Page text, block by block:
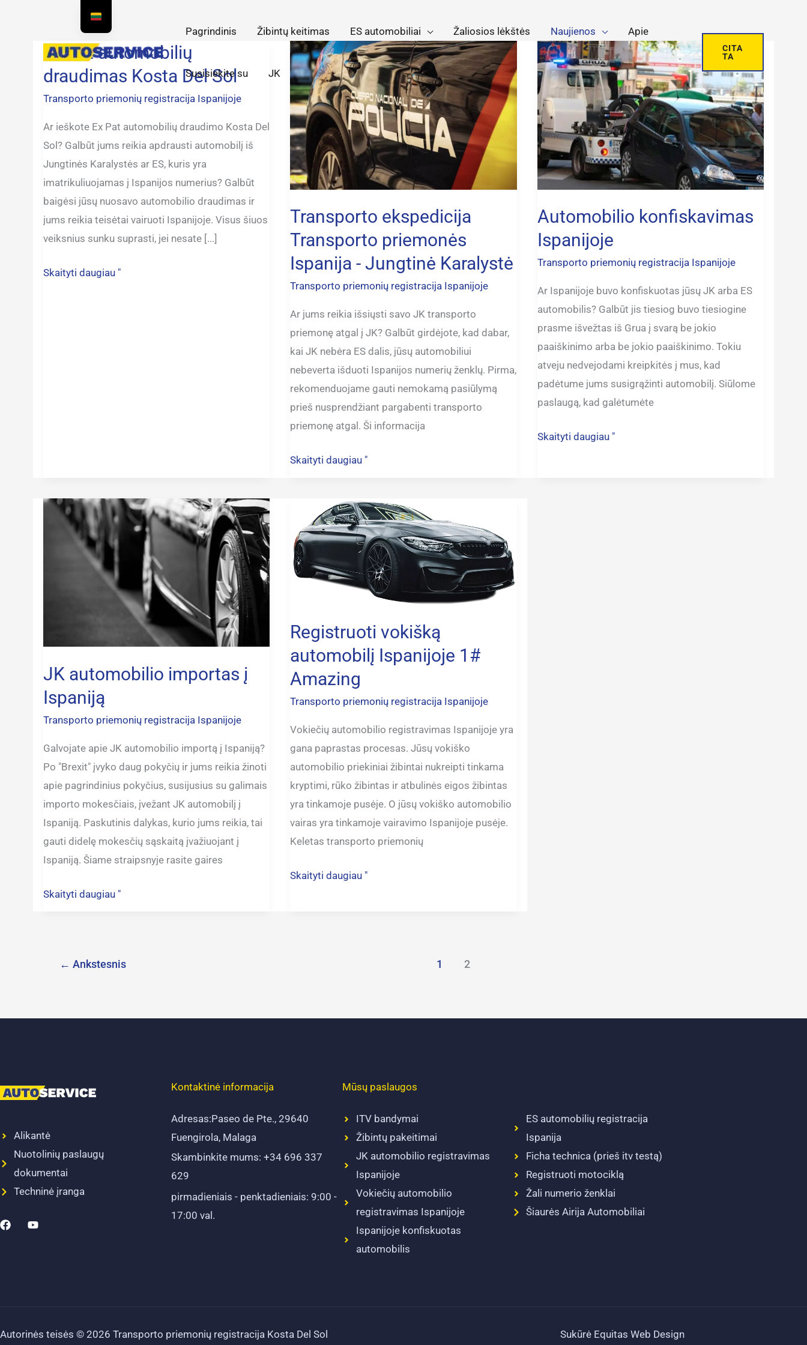
Pagrindinis Žibintų keitimas ES automobiliai Žaliosios lėkštės Naujienos Apie
Susisiekite su JK
CITA
TA
Ex Pat automobilių
draudimas Kosta Del Sol
Transporto priemonių registracija Ispanijoje
Ar ieškote Ex Pat automobilių draudimo Kosta Del
Sol? Galbūt jums reikia apdrausti automobilį iš
Jungtinės Karalystės ar ES, kuris yra
imatrikuliuojamas į Ispanijos numerius? Galbūt
baigėsi jūsų nuosavo automobilio draudimas ir
jums reikia teisėtai vairuoti Ispanijoje. Visus šiuos
veiksnius sunku suprasti, jei nesate [...]
Ex
Pat
draudimas
Kosta
Del
Sol
Skaityti daugiau "
Transporto ekspedicija
Transporto priemonės
Ispanija - Jungtinė Karalystė
Transporto priemonių registracija Ispanijoje
Ar jums reikia išsiųsti savo JK transporto
priemonę atgal į JK? Galbūt girdėjote, kad dabar,
kai JK nebėra ES dalis, jūsų automobiliui
nebeverta išduoti Ispanijos numerių ženklų. Pirma,
rekomenduojame gauti nemokamą pasiūlymą
prieš nusprendžiant pargabenti transporto
priemonę atgal. Ši informacija
Transporto
ekspedicija
Transporto
priemonės
Ispanija
Jungtinė
Karalystė
Skaityti daugiau "
Automobilio konfiskavimas
Ispanijoje
Transporto priemonių registracija Ispanijoje
Ar Ispanijoje buvo konfiskuotas jūsų JK arba ES
automobilis? Galbūt jis tiesiog buvo tiesiogine
prasme išvežtas iš Grua į svarą be jokio
paaiškinimo arba be jokio paaiškinimo. Tokiu
atveju nedvejodami kreipkitės į mus, kad
padėtume jums susigrąžinti automobilį. Siūlome
paslaugą, kad galėtumėte
Automobilio
konfiskavimas
Ispanijoje
Skaityti daugiau "
JK automobilio importas į
Ispaniją
Transporto priemonių registracija Ispanijoje
Galvojate apie JK automobilio importą į Ispaniją?
Po "Brexit" įvyko daug pokyčių ir jums reikia žinoti
apie pagrindinius pokyčius, susijusius su galimais
importo mokesčiais, įvežant JK automobilį į
Ispaniją. Paskutinis dalykas, kurio jums reikia, tai
gauti didelę mokesčių sąskaitą įvažiuojant į
Ispaniją. Šiame straipsnyje rasite gaires
JK
automobilio
importas
Skaityti daugiau "
Registruoti vokišką
automobilį Ispanijoje 1#
Amazing
Transporto priemonių registracija Ispanijoje
Vokiečių automobilio registravimas Ispanijoje yra
gana paprastas procesas. Jūsų vokiško
automobilio priekiniai žibintai nukreipti tinkama
kryptimi, rūko žibintas ir atbulinės eigos žibintas
yra tinkamoje pusėje. O jūsų vokiško automobilio
vairas yra tinkamoje vairavimo Ispanijoje pusėje.
Keletas transporto priemonių
Registruoti
vokišką
automobilį
Ispanijoje
1#
Skaityti daugiau "
← Ankstesnis 1 2
Alikantė
Nuotolinių paslaugų
dokumentai
Techninė įranga
"
F
"
Kontaktinė informacija
Adresas:Paseo de Pte., 29640
Fuengirola, Malaga
Skambinkite mums: +34 696 337
629
pirmadieniais - penktadieniais: 9:00 -
17:00 val.
Mūsų paslaugos
ITV bandymai
Žibintų pakeitimai
JK automobilio registravimas
Ispanijoje
Vokiečių automobilio
registravimas Ispanijoje
Ispanijoje konfiskuotas
automobilis
ES automobilių registracija
Ispanija
Ficha technica (prieš itv testą)
Registruoti motociklą
Žali numerio ženklai
Šiaurės Airija Automobiliai
Autorinės teisės © 2026 Transporto priemonių registracija Kosta Del Sol Sukūrė Equitas Web Design